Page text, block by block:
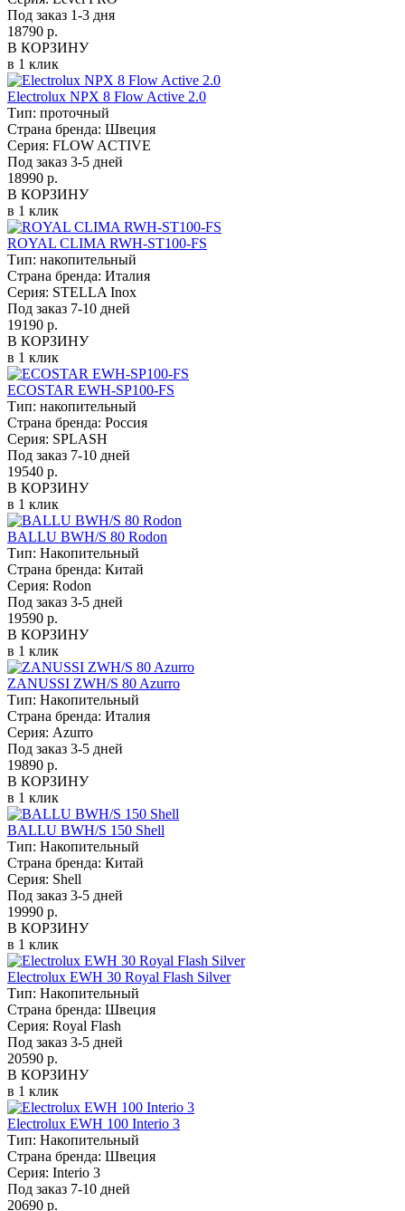
Под заказ 1-3 дня
18790 р.
В КОРЗИНУ
в 1 клик
Electrolux NPX 8 Flow Active 2.0
Тип: проточный
Страна бренда: Швеция
Серия: FLOW ACTIVE
Под заказ 3-5 дней
18990 р.
В КОРЗИНУ
в 1 клик
ROYAL CLIMA RWH-ST100-FS
Тип: накопительный
Страна бренда: Италия
Серия: STELLA Inox
Под заказ 7-10 дней
19190 р.
В КОРЗИНУ
в 1 клик
ECOSTAR EWH-SP100-FS
Тип: накопительный
Страна бренда: Россия
Серия: SPLASH
Под заказ 7-10 дней
19540 р.
В КОРЗИНУ
в 1 клик
BALLU BWH/S 80 Rodon
Тип: Накопительный
Страна бренда: Китай
Серия: Rodon
Под заказ 3-5 дней
19590 р.
В КОРЗИНУ
в 1 клик
ZANUSSI ZWH/S 80 Azurro
Тип: Накопительный
Страна бренда: Италия
Серия: Azurro
Под заказ 3-5 дней
19890 р.
В КОРЗИНУ
в 1 клик
BALLU BWH/S 150 Shell
Тип: Накопительный
Страна бренда: Китай
Серия: Shell
Под заказ 3-5 дней
19990 р.
В КОРЗИНУ
в 1 клик
Electrolux EWH 30 Royal Flash Silver
Тип: Накопительный
Страна бренда: Швеция
Серия: Royal Flash
Под заказ 3-5 дней
20590 р.
В КОРЗИНУ
в 1 клик
Electrolux EWH 100 Interio 3
Тип: Накопительный
Страна бренда: Швеция
Серия: Interio 3
Под заказ 7-10 дней
20690 р.